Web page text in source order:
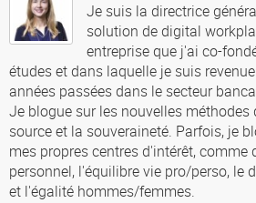
Je suis la directrice
solution de digital
entreprise que j'ai co-
études et dans laquelle je suis
années passées dans le secteur
Je blogue sur les nouvelles méthodes
source et la souveraineté. Parfois, je
mes propres centres d'intérêt, comme
personnel, l'équilibre vie pro/perso, le
et l'égalité hommes/femmes.